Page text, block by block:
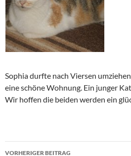
Sophia durfte nach Viersen
eine schöne Wohnung. Ein junger
Wir hoffen die beiden werden ein
Beitragsnavigation
VORHERIGER BEITRAG